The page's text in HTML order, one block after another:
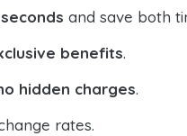
and save both
benefits.
hidden charges.
rates.